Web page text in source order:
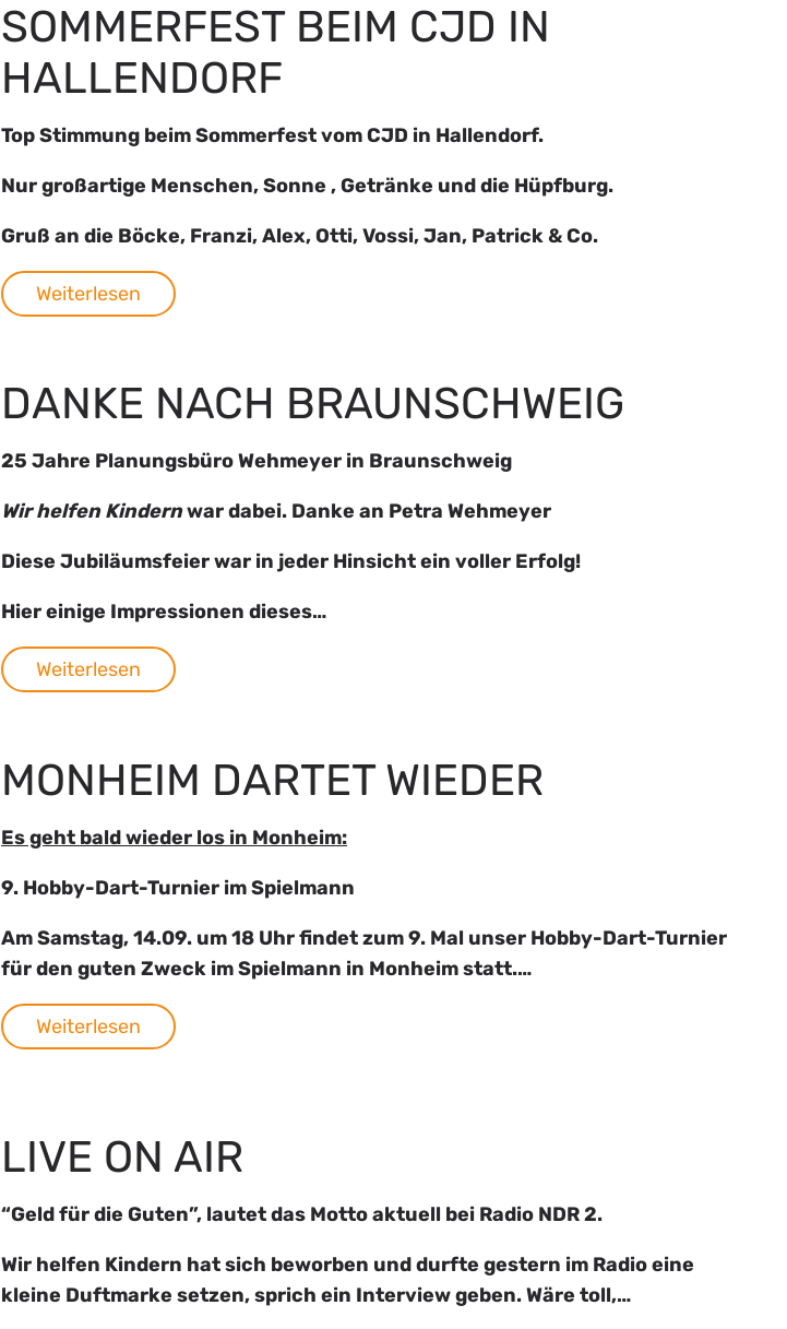
SOMMERFEST BEIM CJD IN
HALLENDORF
Top Stimmung beim Sommerfest vom CJD in Hallendorf.
Nur großartige Menschen, Sonne , Getränke und die Hüpfburg.
Gruß an die Böcke, Franzi, Alex, Otti, Vossi, Jan, Patrick & Co.
Weiterlesen
DANKE NACH BRAUNSCHWEIG
25 Jahre Planungsbüro Wehmeyer in Braunschweig
Wir helfen Kindernwar dabei. Danke an Petra Wehmeyer
Diese Jubiläumsfeier war in jeder Hinsicht ein voller Erfolg!
Hier einige Impressionen dieses…
Weiterlesen
MONHEIM DARTET WIEDER
Es geht bald wieder los in Monheim:
9. Hobby-Dart-Turnier im Spielmann
Am Samstag, 14.09. um 18 Uhr findet zum 9. Mal unser Hobby-Dart-Turnier
für den guten Zweck im Spielmann in Monheim statt.…
Weiterlesen
LIVE ON AIR
“Geld für die Guten”, lautet das Motto aktuell bei Radio NDR 2.
Wir helfen Kindern hat sich beworben und durfte gestern im Radio eine
kleine Duftmarke setzen, sprich ein Interview geben. Wäre toll,…